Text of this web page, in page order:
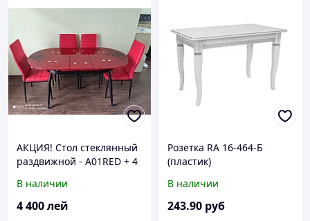
АКЦИЯ! Стол стеклянный
раздвижной - A01RED + 4
В наличии
4 400лей
Розетка RA 16-464-Б
(пластик)
В наличии
243.90 руб